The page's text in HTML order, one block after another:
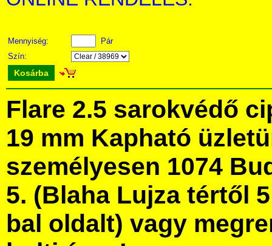
Mennyiség:
Pár
Szín:
Kosárba
Flare 2.5 sarokvédő
19 mm Kapható
személyesen 1074
5. (Blaha Lujza tértől
bal oldalt) vagy